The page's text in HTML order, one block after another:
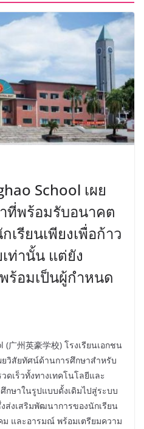
School เผย
ที่พร้อมรับอนาคต
เรียนเพียงเพื่อก้าว
ท่านั้น แต่ยัง
ร้อมเป็นผู้กำหนด
广州英豪学校) โรงเรียนเอกชน
ยวิสัยทัศน์ด้านการศึกษาสำหรับ
ดเร็วทั้งทางเทคโนโลยีและ
ษาในรูปแบบดั้งเดิมไปสู่ระบบ
ส่งเสริมพัฒนาการของนักเรียน
และอารมณ์ พร้อมเตรียมความ